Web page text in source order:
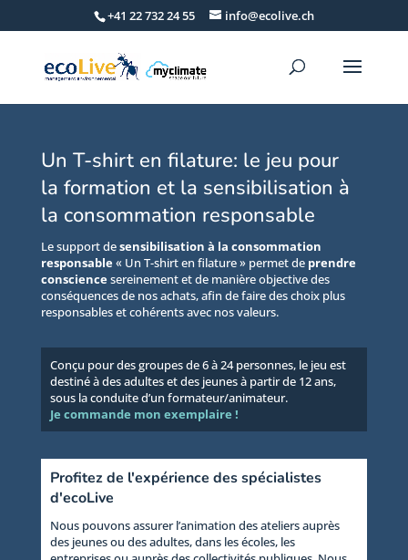
+41 22 732 24 55 info@ecolive.ch
Un T-shirt en filature: le jeu pour
la formation et la sensibilisation à
la consommation responsable
Le support desensibilisation à la consommation
responsable« Un T-shirt en filature » permet de prendre
consciencesereinement et de manière objective des
conséquences de nos achats, afin de faire des choix plus
responsables et cohérents avec nos valeurs.
Conçu pour des groupes de 6 à 24 personnes, le jeu est
destiné à des adultes et des jeunes à partir de 12 ans,
sous la conduite d’un formateur/animateur.
Je commande mon exemplaire !
Profitez de l'expérience des spécialistes
d'ecoLive
Nous pouvons assurer l’animation des ateliers auprès
des jeunes ou des adultes, dans les écoles, les